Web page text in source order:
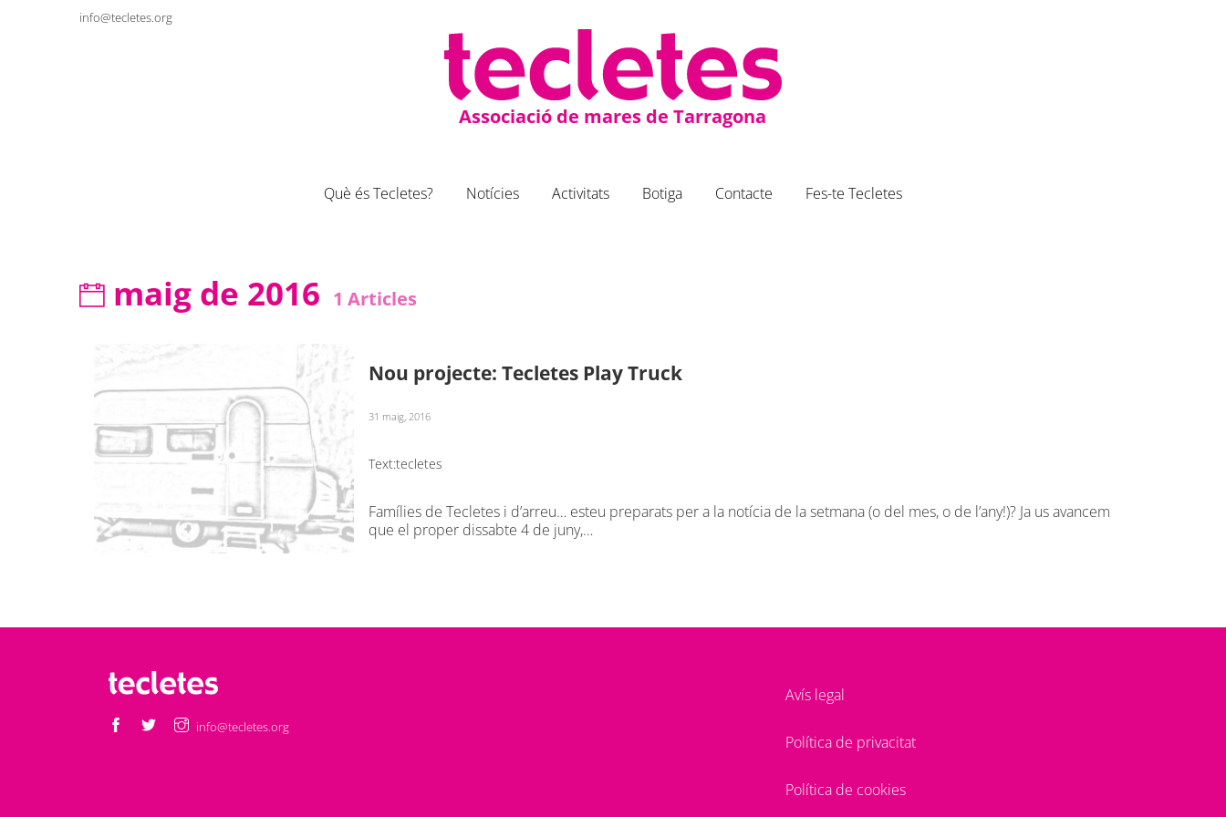
info@tecletes.org
Associació de mares de Tarragona
Què és Tecletes? Notícies Activitats Botiga Contacte Fes-te Tecletes
maig de 2016 1 Articles
Nou projecte: Tecletes Play Truck
31 maig, 2016
Text:tecletes
Famílies de Tecletes i d’arreu… esteu preparats per a la notícia de la setmana (o del mes, o de l’any!)? Ja us avancem
que el proper dissabte 4 de juny,…
info@tecletes.org
Avís legal
Política de privacitat
Política de cookies